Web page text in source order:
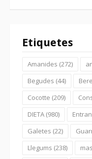
Etiquetes
Amanides (272)
Begudes (44)
Cocotte (209)
DIETA (980)
Galetes (22)
Llegums (238)